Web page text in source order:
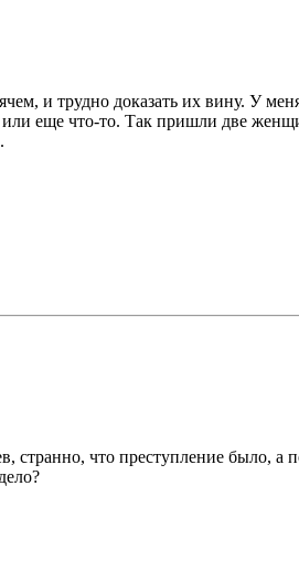
и трудно доказать их вину. У
еще что-то. Так пришли две
что преступление было, а